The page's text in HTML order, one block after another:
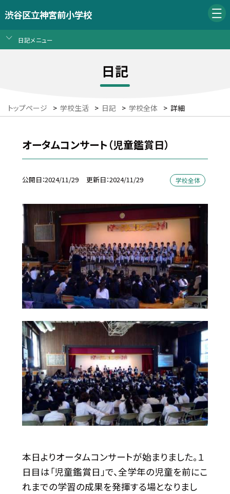
渋谷区立神宮前小学校
日記メニュー
日記
トップページ > 学校生活 > 日記 > 学校全体 > 詳細
オータムコンサート（児童鑑賞日）
公開日 2024/11/29 更新日 2024/11/29 学校全体
本日よりオータムコンサートが始まりました。１
日目は「児童鑑賞日」で、全学年の児童を前にこ
れまでの学習の成果を発揮する場となりまし